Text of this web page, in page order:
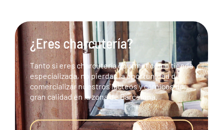
¿Eres charcutería?
Tanto si eres charcutería gourmet como tienda
especializada, no pierdas la oportunidad de
comercializar nuestros lácteos y cárnicos de
gran calidad en la zona de Barcelona.